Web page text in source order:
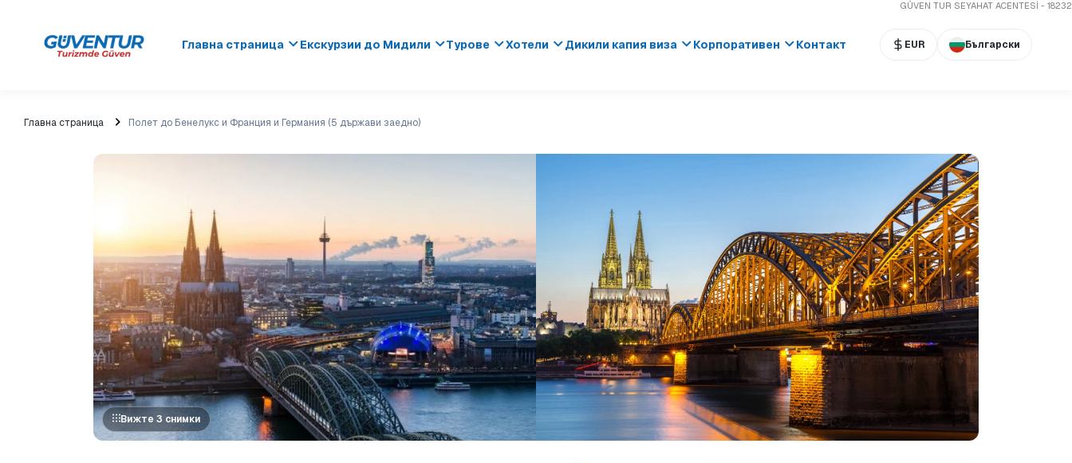
GÜVEN TUR SEYAHAT ACENTESİ - 18232
Главна страница Екскурзии до Мидили Турове Хотели Дикили капия виза Корпоративен Контакт EUR Български
Главна страница Полет до Бенелукс и Франция и Германия (5 държави заедно)
Вижте 3 снимки